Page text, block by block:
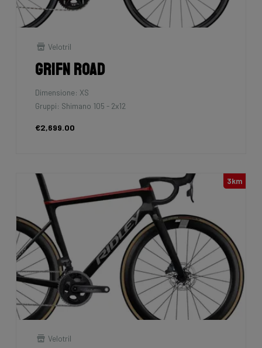
Velotril
Grifn Road
Dimensione: XS
Gruppi: Shimano 105 - 2x12
€2,699.00
3km
Velotril